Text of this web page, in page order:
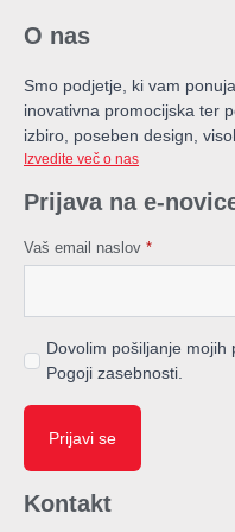
O nas
Smo podjetje, ki vam
inovativna promocijska ter
izbiro, poseben design,
Izvedite več o nas
Prijava na e-
Vaš email naslov *
Dovolim pošiljanje
Pogoji zasebnosti.
Prijavi se
Kontakt